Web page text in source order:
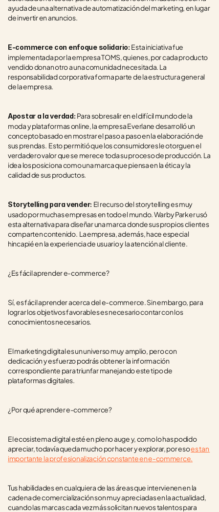
ayuda de una alternativa de automatización del marketing, en lugar
de invertir en anuncios.
E-commerce con enfoque solidario: Esta iniciativa fue
implementada por la empresa TOMS, quienes, por cada producto
vendido donan otro a una comunidad necesitada. La
responsabilidad corporativa forma parte de la estructura general
de la empresa.
Apostar a la verdad: Para sobresalir en el difícil mundo de la
moda y plataformas online, la empresa Everlane desarrolló un
concepto basado en mostrar el paso a paso en la elaboración de
sus prendas.  Esto permitió que los consumidores le otorguen el
verdadero valor que se merece toda su proceso de producción. La
idea los posiciona como una marca que piensa en la ética y la
calidad de sus productos.
Storytelling para vender: El recurso del storytelling es muy
usado por muchas empresas en todo el mundo. Warby Parker usó
esta alternativa para diseñar una marca donde sus propios clientes
comparten contenido.  La empresa, además, hace especial
hincapié en la experiencia de usuario y la atención al cliente.
¿Es fácil aprender e-commerce?
Sí, es fácil aprender acerca del e-commerce. Sin embargo, para
lograr los objetivos favorables es necesario contar con los
conocimientos necesarios.
El marketing digital es un universo muy amplio, pero con
dedicación y esfuerzo podrás obtener la información
correspondiente para triunfar manejando este tipo de
plataformas digitales.
¿Por qué aprender e-commerce?
El ecosistema digital esté en pleno auge y, como lo has podido
apreciar, todavía queda mucho por hacer y explorar, por eso es tan
importante la profesionalización constante en e-commerce.
Tus habilidades en cualquiera de las áreas que intervienen en la
cadena de comercialización son muy apreciadas en la actualidad,
cuando las marcas cada vez más solicitan nuevos talentos para